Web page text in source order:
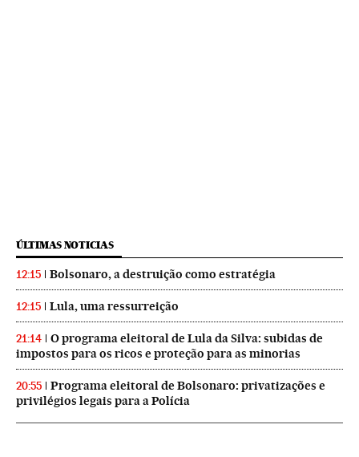
ÚLTIMAS NOTICIAS
12:15 Bolsonaro, a destruição como estratégia
12:15 Lula, uma ressurreição
21:14
O programa eleitoral de Lula da Silva: subidas de
impostos para os ricos e proteção para as minorias
20:55
Programa eleitoral de Bolsonaro: privatizações e
privilégios legais para a Polícia